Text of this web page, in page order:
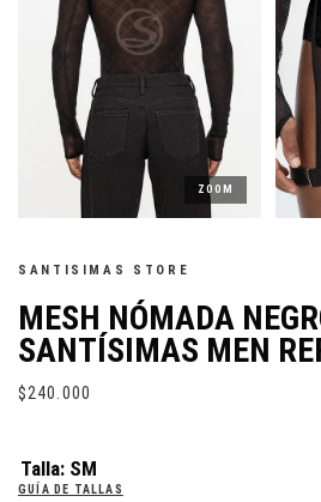
ZOOM
SANTISIMAS STORE
MESH NÓMADA
SANTÍSIMAS MEN
$240.000
Talla: SM
GUÍA DE TALLAS